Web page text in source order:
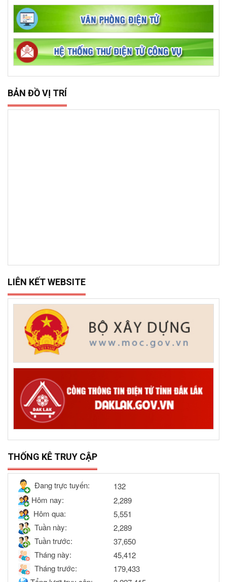
DANH MỤC PHẦN MỀM ỨNG DỤNG
LIÊN KẾT WEBSITE
THỐNG KÊ TRUY CẬP
Đang trực tuyến:
132
Hôm nay:
2,289
Hôm qua:
5,551